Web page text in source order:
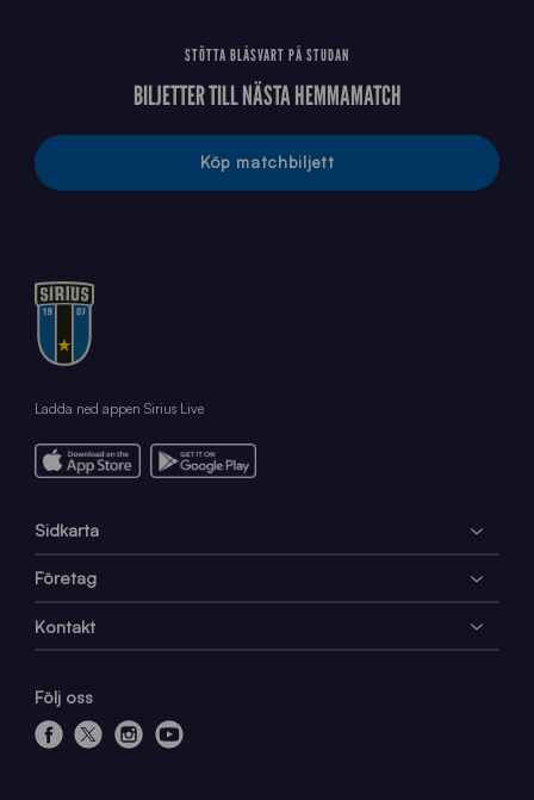
STÖTTA BLÅSVART PÅ STUDAN
BILJETTER TILL NÄSTA HEMMAMATCH
Köp matchbiljett
Ladda ned appen Sirius Live
Sidkarta
Företag
Kontakt
Följ oss
f
x
i
y